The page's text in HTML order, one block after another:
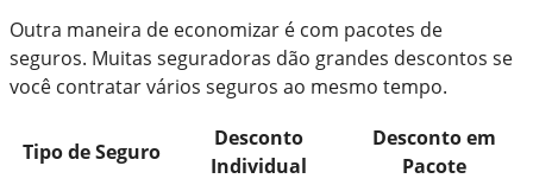
Outra maneira de economizar é com pacotes de
seguros. Muitas seguradoras dão grandes descontos se
você contratar vários seguros ao mesmo tempo.
Tipo de Seguro
Desconto
Individual
Desconto em
Pacote